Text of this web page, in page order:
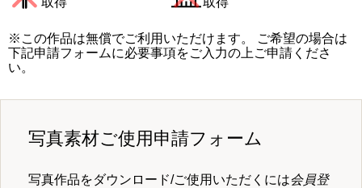
※この作品は無償でご利用いただけます。 ご希望の場合は
下記申請フォームに必要事項をご入力の上ご申請くださ
い。
写真素材ご使用申請フォーム
写真作品をダウンロード/ご使用いただくには会員登